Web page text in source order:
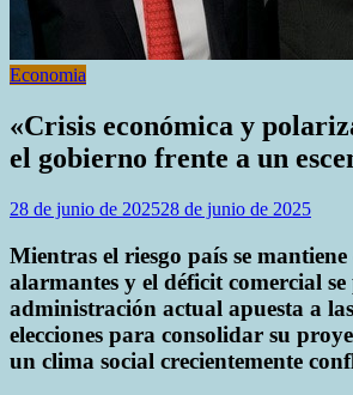
Economia
«Crisis económica y
el gobierno frente a un
28 de junio de 202528 de junio de 2025
Mientras el riesgo país se mantiene
alarmantes y el déficit comercial
administración actual apuesta a
elecciones para consolidar su
un clima social crecientemente